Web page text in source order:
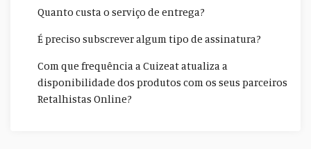
Quanto custa o serviço de entrega?
É preciso subscrever algum tipo de assinatura?
Com que frequência a Cuizeat atualiza a
disponibilidade dos produtos com os seus parceiros
Retalhistas Online?